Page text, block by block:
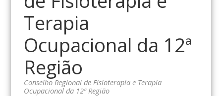
Terapia
Ocupacional da 12ª
Região
Conselho Regional de Fisioterapia e Terapia
Ocupacional da 12ª Região